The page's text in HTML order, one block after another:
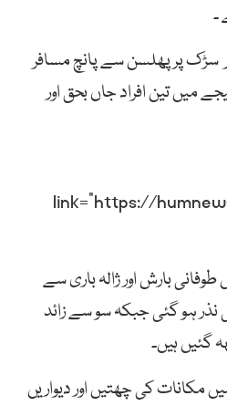
۔
سڑک پرپھلسن سے پانچ مسافر
میں تین افراد جاں بحق اور
link=”https://
بارش اور ژالہ باری سے
ہو گئی جبکہ سو سے زائد
گئیں ہیں۔
مکانات کی چھتیں اور دیواریں